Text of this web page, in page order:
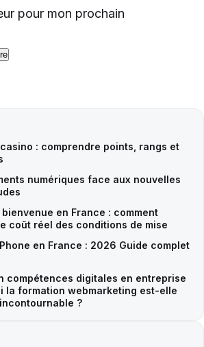
pour mon prochain
: comprendre points, rangs et
numériques face aux nouvelles
bienvenue en France : comment
coût réel des conditions de mise
en France : 2026 Guide complet
compétences digitales en entreprise
la formation webmarketing est-elle
?